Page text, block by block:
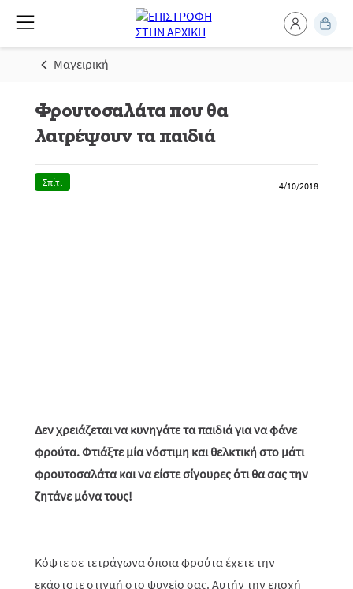
Μαγειρική
Φρουτοσαλάτα που θα
λατρέψουν τα παιδιά
Σπίτι 4/10/2018
Δεν χρειάζεται να κυνηγάτε τα παιδιά για να φάνε
φρούτα. Φτιάξτε μία νόστιμη και θελκτική στο μάτι
φρουτοσαλάτα και να είστε σίγουρες ότι θα σας την
ζητάνε μόνα τους!
Κόψτε σε τετράγωνα όποια φρούτα έχετε την
εκάστοτε στιγμή στο ψυγείο σας. Αυτήν την εποχή